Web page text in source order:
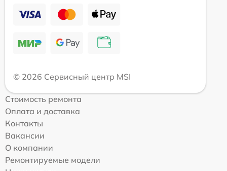
© 2026 Сервисный центр MSI
Стоимость ремонта
Оплата и доставка
Контакты
Вакансии
О компании
Ремонтируемые модели